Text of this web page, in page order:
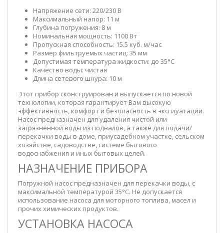
Напряжение сети: 220/230 В
Максимальный напор: 11 м
Глубина погружения: 8 м
Номинальная мощность: 1100 Вт
Пропускная способность: 15.5 куб. м/час
Размер фильтруемых частиц: 35 мм
Допустимая температура жидкости: до 35°C
Качество воды: чистая
Длина сетевого шнура: 10 м
Этот прибор сконструирован и выпускается по новой
технологии, которая гарантирует Вам высокую
эффективность, комфорт и безопасность в эксплуатации.
Насос предназначен для удаления чистой или
загрязненной воды из подвалов, а также для подачи/
перекачки воды в доме, приусадебном участке, сельском
хозяйстве, садоводстве, системе бытового
водоснабжения и иных бытовых целей.
НАЗНАЧЕНИЕ ПРИБОРА
Погружной насос предназначен для перекачки воды, с
максимальной температурой 35°C. Не допускается
использование насоса для моторного топлива, масел и
прочих химических продуктов.
УСТАНОВКА НАСОСА